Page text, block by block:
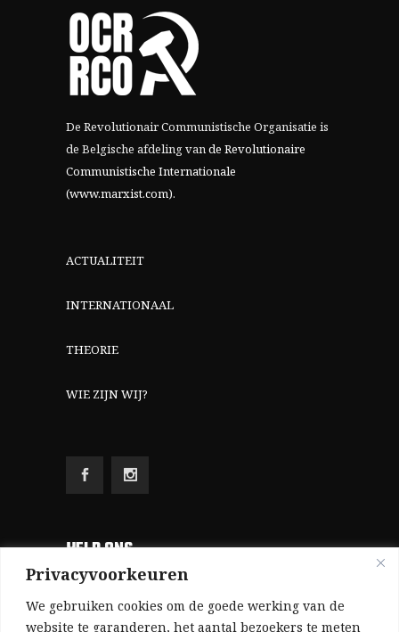
Privacyvoorkeuren
We gebruiken cookies om de goede werking van de
website te garanderen, het aantal bezoekers te meten
De Revolutionair Communistische Organisatie is
de Belgische afdeling vande Revolutionaire
Communistische Internationale
(www.marxist.com).
ACTUALITEIT
INTERNATIONAAL
THEORIE
WIE ZIJN WIJ?
HELP ONS
Aangezien we volledig zelf gefinancierd zijn
(zonder subsidies, zonder commerciële